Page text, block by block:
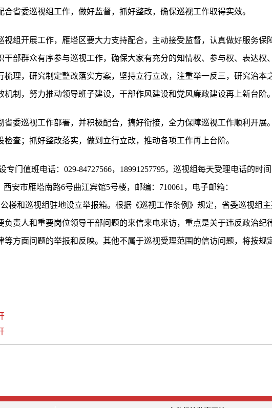
省委巡视组工作，做好监督，抓好整改，确保巡视工作取得实效。
组开展工作，雁塔区要大力支持配合，主动接受监督，认真做好服务保
部群众有序参与巡视工作，确保大家有充分的知情权、参与权、表达权
理，研究制定整改落实方案，坚持立行立改，注重举一反三，研究治本
制，努力推动领导班子建设，干部作风建设和党风廉政建设再上新台阶。
委巡视工作部署，并积极配合，搞好衔接，全力保障巡视工作顺利开展
查；抓好整改落实，做到立行立改，推动各项工作再上台阶。
门值班电话：029-84727566，18991257795，巡视组每天受理电话的时
安市雁塔南路6号曲江宾馆5号楼，邮编：710061，电子邮箱：
公楼和巡视组驻地设立举报箱。根据《巡视工作条例》规定，省委巡视组
责人和重要岗位领导干部问题的来信来电来访，重点是关于违反政治纪
方面问题的举报和反映。其他不属于巡视受理范围的信访问题，将按规